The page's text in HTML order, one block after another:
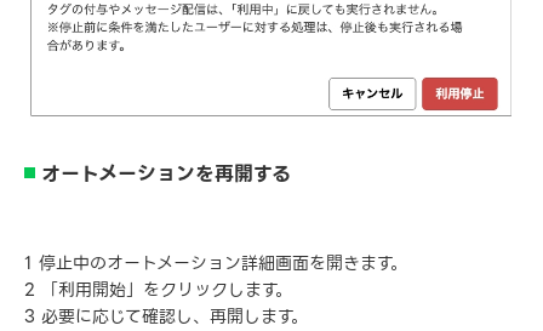
オートメーションを再開する
1 停止中のオートメーション詳細画面を開きます。
2 「利用開始」をクリックします。
3 必要に応じて確認し、再開します。